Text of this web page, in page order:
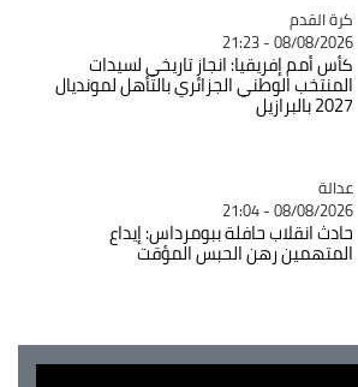
Catégorie
كرة القدم
08/08/2026 - 21:23
كأس أمم إفريقيا: انجاز تاريخي لسيدات
المنتخب الوطني الجزائري بالتأهل لمونديال
2027 بالبرازيل
Catégorie
عدالة
08/08/2026 - 21:04
حادث انقلاب حافلة ببومرداس: إيداع
المتهمين رهن الحبس المؤقت